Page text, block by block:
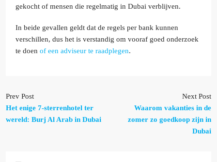
gekocht of mensen die regelmatig in Dubai verblijven.
In beide gevallen geldt dat de regels per bank kunnen
verschillen, dus het is verstandig om vooraf goed onderzoek
te doen of een adviseur te raadplegen.
Prev Post
Het enige 7-sterrenhotel ter
wereld: Burj Al Arab in Dubai
Next Post
Waarom vakanties in de
zomer zo goedkoop zijn in
Dubai